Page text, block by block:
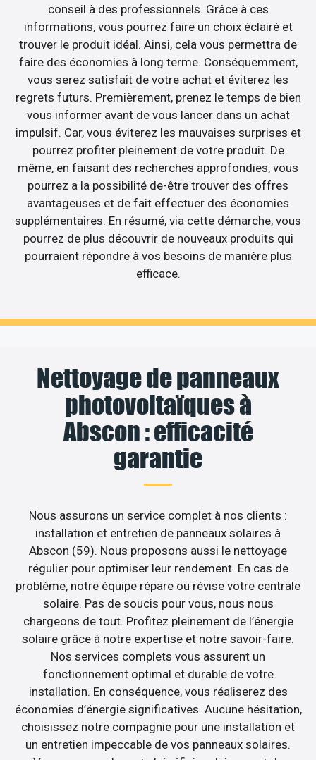
conseil à des professionnels. Grâce à ces
informations, vous pourrez faire un choix éclairé et
trouver le produit idéal. Ainsi, cela vous permettra de
faire des économies à long terme. Conséquemment,
vous serez satisfait de votre achat et éviterez les
regrets futurs. Premièrement, prenez le temps de bien
vous informer avant de vous lancer dans un achat
impulsif. Car, vous éviterez les mauvaises surprises et
pourrez profiter pleinement de votre produit. De
même, en faisant des recherches approfondies, vous
pourrez a la possibilité de-être trouver des offres
avantageuses et de fait effectuer des économies
supplémentaires. En résumé, via cette démarche, vous
pourrez de plus découvrir de nouveaux produits qui
pourraient répondre à vos besoins de manière plus
efficace.
Nettoyage de panneaux
photovoltaïques à
Abscon : efficacité
garantie
Nous assurons un service complet à nos clients :
installation et entretien de panneaux solaires à
Abscon (59). Nous proposons aussi le nettoyage
régulier pour optimiser leur rendement. En cas de
problème, notre équipe répare ou révise votre centrale
solaire. Pas de soucis pour vous, nous nous
chargeons de tout. Profitez pleinement de l’énergie
solaire grâce à notre expertise et notre savoir-faire.
Nos services complets vous assurent un
fonctionnement optimal et durable de votre
installation. En conséquence, vous réaliserez des
économies d’énergie significatives. Aucune hésitation,
choisissez notre compagnie pour une installation et
un entretien impeccable de vos panneaux solaires.